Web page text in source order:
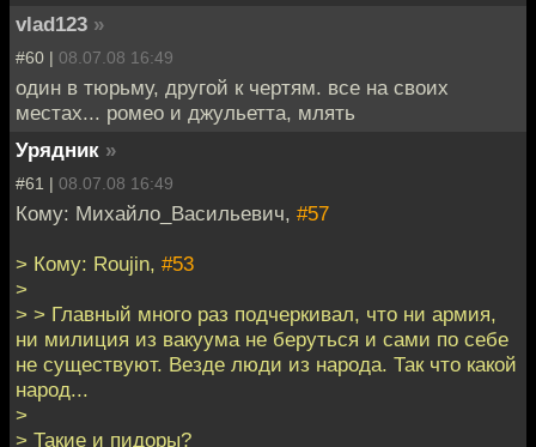
vlad123 »
#60 | 08.07.08 16:49
один в тюрьму, другой к чертям. все на своих
местах... ромео и джульетта, млять
Урядник »
#61 | 08.07.08 16:49
Кому: Михайло_Васильевич, #57
> Кому: Roujin, #53
>
> > Главный много раз подчеркивал, что ни армия,
ни милиция из вакуума не беруться и сами по себе
не существуют. Везде люди из народа. Так что какой
народ...
>
> Такие и пидоры?